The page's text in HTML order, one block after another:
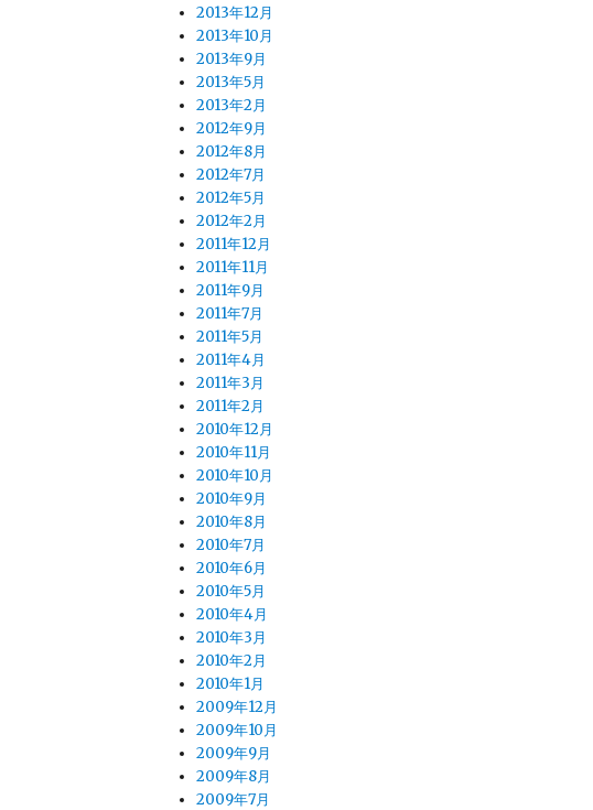
2013年12月
2013年10月
2013年9月
2013年5月
2013年2月
2012年9月
2012年8月
2012年7月
2012年5月
2012年2月
2011年12月
2011年11月
2011年9月
2011年7月
2011年5月
2011年4月
2011年3月
2011年2月
2010年12月
2010年11月
2010年10月
2010年9月
2010年8月
2010年7月
2010年6月
2010年5月
2010年4月
2010年3月
2010年2月
2010年1月
2009年12月
2009年10月
2009年9月
2009年8月
2009年7月